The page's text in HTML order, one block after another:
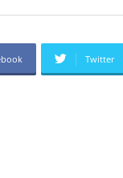
Twitter